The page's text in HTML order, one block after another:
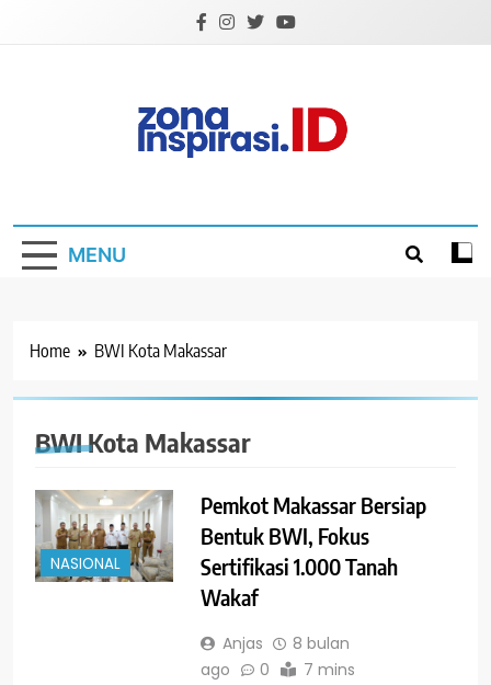
MENU
Home BWI Kota Makassar
BWI Kota Makassar
NASIONAL
Pemkot Makassar Bersiap
Bentuk BWI, Fokus
Sertifikasi 1.000 Tanah
Wakaf
Anjas
8 bulan
ago
0 7 mins